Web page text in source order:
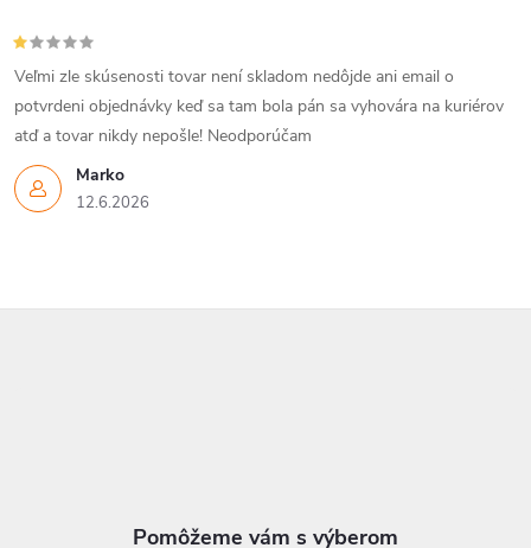
Marko
12.6.2026
Veľmi zle skúsenosti tovar není skladom nedôjde ani email o
potvrdeni objednávky keď sa tam bola pán sa vyhovára na kuriérov
atď a tovar nikdy nepošle! Neodporúčam